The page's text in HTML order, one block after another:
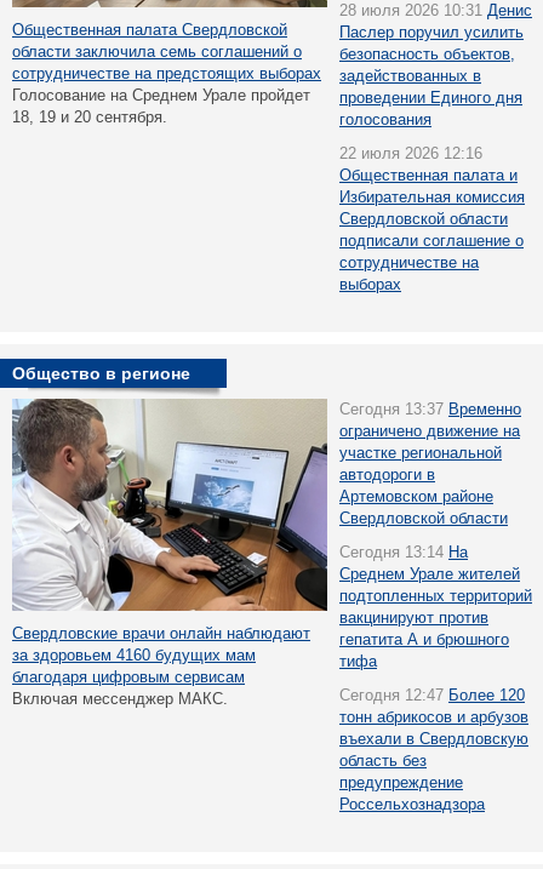
Общественная палата Свердловской
области заключила семь соглашений о
сотрудничестве на предстоящих выборах
Голосование на Среднем Урале пройдет
18, 19 и 20 сентября.
28 июля 2026 10:31 Денис
Паслер поручил усилить
безопасность объектов,
задействованных в
проведении Единого дня
голосования
22 июля 2026 12:16
Общественная палата и
Избирательная комиссия
Свердловской области
подписали соглашение о
сотрудничестве на
выборах
Общество в регионе
Свердловские врачи онлайн наблюдают
за здоровьем 4160 будущих мам
благодаря цифровым сервисам
Включая мессенджер МАКС.
Сегодня 13:37 Временно
ограничено движение на
участке региональной
автодороги в
Артемовском районе
Свердловской области
Сегодня 13:14 На
Среднем Урале жителей
подтопленных территорий
вакцинируют против
гепатита А и брюшного
тифа
Сегодня 12:47 Более 120
тонн абрикосов и арбузов
въехали в Свердловскую
область без
предупреждение
Россельхознадзора